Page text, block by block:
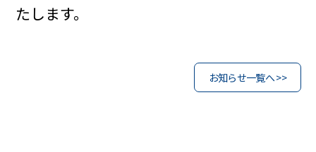
たします。
お知らせ一覧へ >>